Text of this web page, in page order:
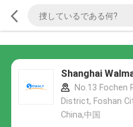
Shanghai
No.13 Fochen
District, Foshan
China,中国